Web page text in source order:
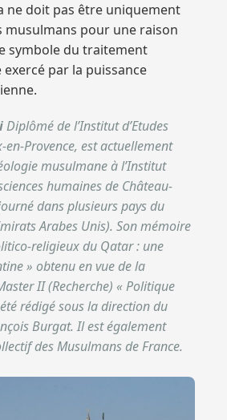
ne doit pas être uniquement
musulmans pour une raison
symbole du traitement
par la puissance
Diplômé de l’Institut d’Etudes
en-Provence, est actuellement
musulmane à l’Institut
humaines de Château-
dans plusieurs pays du
Arabes Unis). Son mémoire
religieux du Qatar : une
» obtenu en vue de la
II (Recherche) « Politique
rédigé sous la direction du
Burgat. Il est également
des Musulmans de France.